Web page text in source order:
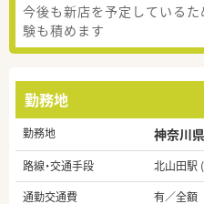
今後も新店を予定している
験も積めます
勤務地
勤務地 神奈川
路線・交通手段
北山田駅
通勤交通費
有／全額